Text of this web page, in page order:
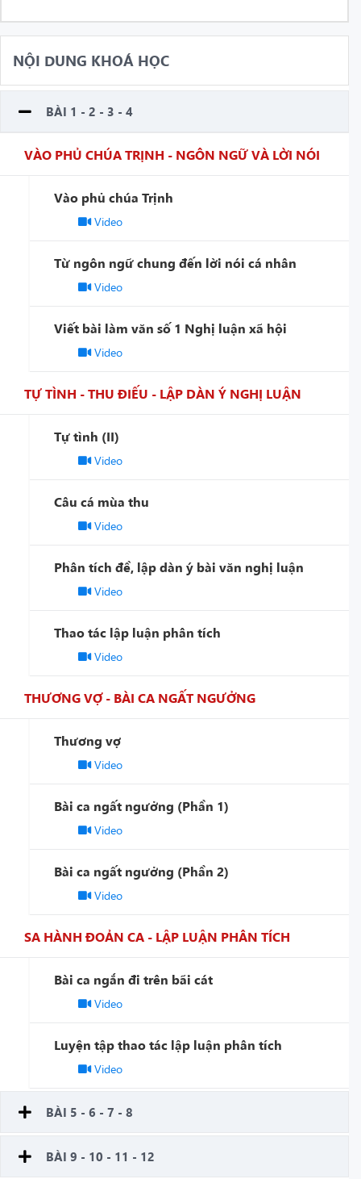
NỘI DUNG KHOÁ HỌC
BÀI 1 - 2 - 3 - 4
VÀO PHỦ CHÚA TRỊNH - NGÔN NGỮ VÀ LỜI NÓI
Vào phủ chúa Trịnh
Video
Từ ngôn ngữ chung đến lời nói cá nhân
Video
Viết bài làm văn số 1 Nghị luận xã hội
Video
TỰ TÌNH - THU ĐIẾU - LẬP DÀN Ý NGHỊ LUẬN
Tự tình (II)
Video
Câu cá mùa thu
Video
Phân tích đề, lập dàn ý bài văn nghị luận
Video
Thao tác lập luận phân tích
Video
THƯƠNG VỢ - BÀI CA NGẤT NGƯỞNG
Thương vợ
Video
Bài ca ngất ngưởng (Phần 1)
Video
Bài ca ngất ngưởng (Phần 2)
Video
SA HÀNH ĐOẢN CA - LẬP LUẬN PHÂN TÍCH
Bài ca ngắn đi trên bãi cát
Video
Luyện tập thao tác lập luận phân tích
Video
BÀI 5 - 6 - 7 - 8
BÀI 9 - 10 - 11 - 12